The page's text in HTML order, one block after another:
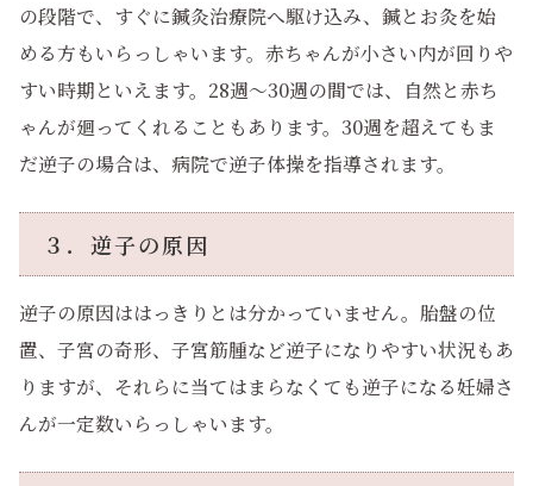
の段階で、すぐに鍼灸治療院へ駆け込み、鍼とお灸を始
める方もいらっしゃいます。赤ちゃんが小さい内が回りや
すい時期といえます。28週～30週の間では、自然と赤ち
ゃんが廻ってくれることもあります。30週を超えてもま
だ逆子の場合は、病院で逆子体操を指導されます。
３．逆子の原因
逆子の原因ははっきりとは分かっていません。胎盤の位
置、子宮の奇形、子宮筋腫など逆子になりやすい状況もあ
りますが、それらに当てはまらなくても逆子になる妊婦さ
んが一定数いらっしゃいます。